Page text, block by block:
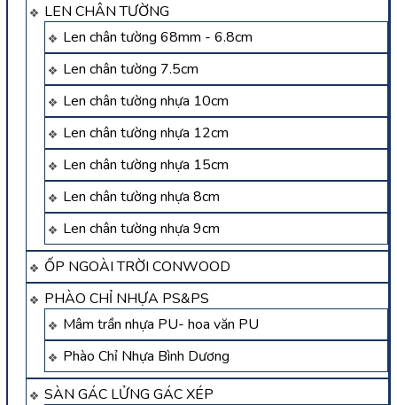
LEN CHÂN TƯỜNG
Len chân tường 68mm - 6.8cm
Len chân tường 7.5cm
Len chân tường nhựa 10cm
Len chân tường nhựa 12cm
Len chân tường nhựa 15cm
Len chân tường nhựa 8cm
Len chân tường nhựa 9cm
ỐP NGOÀI TRỜI CONWOOD
PHÀO CHỈ NHỰA PS&PS
Mâm trần nhựa PU- hoa văn PU
Phào Chỉ Nhựa Bình Dương
SÀN GÁC LỬNG GÁC XÉP